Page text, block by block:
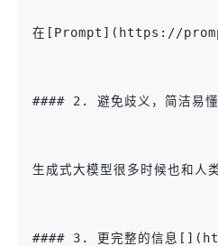
在[Prompt](https://
#### 2. 避免歧义，简洁易懂
生成式大模型很多时候也和人
#### 3. 更完整的信息